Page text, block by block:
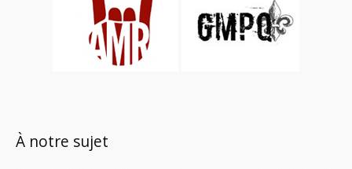
À notre sujet